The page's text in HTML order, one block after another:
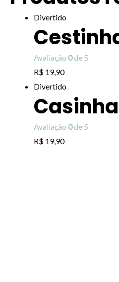
Divertido
Avaliação 0de 5
R$ 19,90
Divertido
Avaliação 0de 5
R$ 19,90